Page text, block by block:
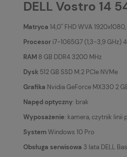
DELL Vostro 14
Matryca 14,0'' FHD WVA
Procesor i7-1065G7 (1,3-3,9 GHz)
RAM 8 GB DDR4 3200 MHz
Dysk 512 GB SSD M.2 PCIe NVMe
Grafika Nvidia GeForce MX330 2
Napęd optyczny: brak
Wyposażenie: kamera, czytnik linii
SystemWindows 10 Pro
Obsługa serwisowa 3 lata DELL